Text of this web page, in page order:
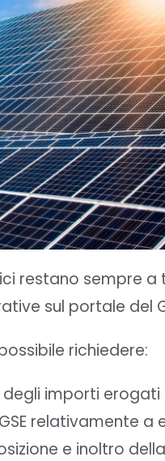
restano sempre
sul portale del
richiedere:
importi erogati
relativamente
e inoltro